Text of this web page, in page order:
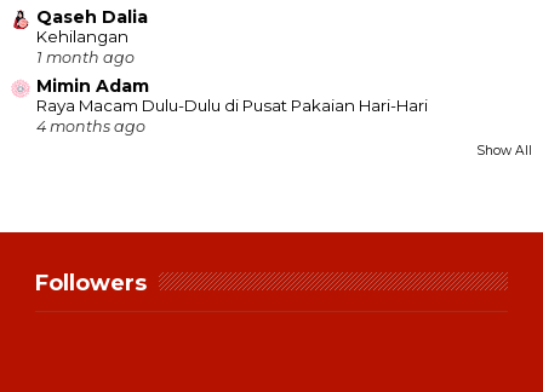
Qaseh Dalia
Kehilangan
1 month ago
Mimin Adam
Raya Macam Dulu-Dulu di Pusat Pakaian Hari-Hari
4 months ago
Show All
Followers